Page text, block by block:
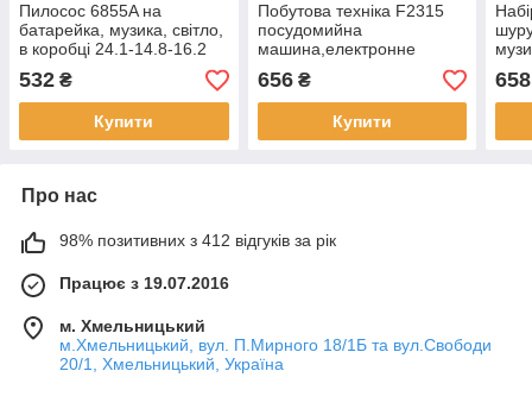
Пилосос 6855A на
батарейка, музика, світло,
в коробці 24.1-14.8-16.2
см
532 ₴
Купити
Побутова техніка F2315
посудомийна
машина,електронне
табло-таймер, посуд,
музика, світло, на
батарейках, в коробці, 21-
25,5-14,5см
656₴
Купити
658
Про нас
98% позитивних з 412 відгуків за рік
Працює з 19.07.2016
м. Хмельницький
м.Хмельницький, вул. П.Мирного 18/1Б та вул.Свободи
20/1, Хмельницький, Україна